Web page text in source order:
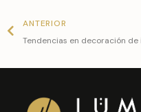
ANTERIOR